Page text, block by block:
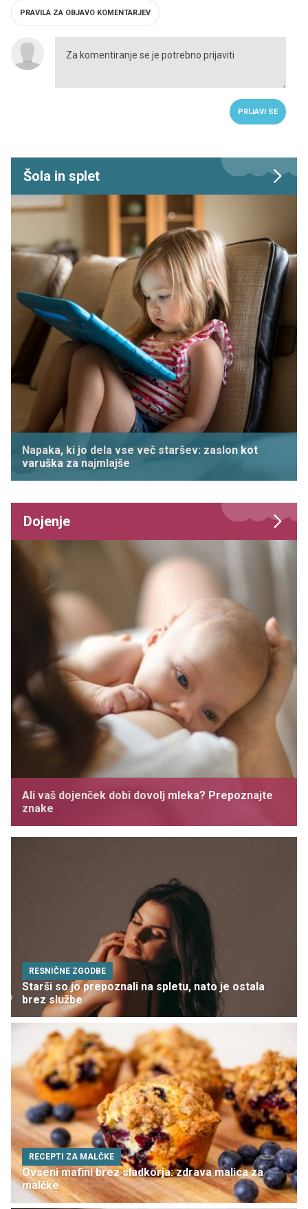
PRAVILA ZA OBJAVO KOMENTARJEV
PRIJAVI SE
Šola in splet
Napaka, ki jo dela vse več staršev: zaslon kot
varuška za najmlajše
Dojenje
Ali vaš dojenček dobi dovolj mleka? Prepoznajte
znake
RESNIČNE ZGODBE
Starši so jo prepoznali na spletu, nato je ostala
brez službe
RECEPTI ZA MALČKE
Ovseni mafini brez sladkorja: zdrava malica za
malčke